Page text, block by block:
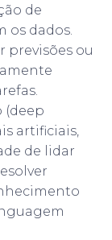
de
os dados.
previsões ou
(deep
artificiais,
de lidar